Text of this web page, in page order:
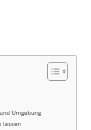
Umgebung
lassen